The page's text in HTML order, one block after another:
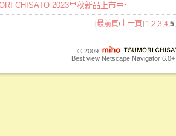
CHISATO 2023早秋新品上市中~
[最前頁/上一頁] 1 2 3 4 5
© 2009
Best view Netscape Navigator